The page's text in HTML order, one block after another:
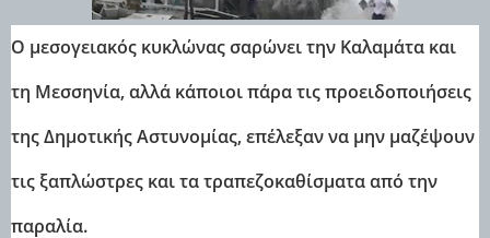
Ο μεσογειακός κυκλώνας σαρώνει την Καλαμάτα και
τη Μεσσηνία, αλλά κάποιοι πάρα τις προειδοποιήσεις
της Δημοτικής Αστυνομίας, επέλεξαν να μην μαζέψουν
τις ξαπλώστρες και τα τραπεζοκαθίσματα από την
παραλία.